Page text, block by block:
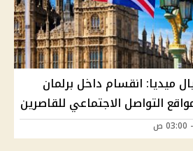
ميديا: انقسام داخل برلمان
التواصل الاجتماعي للقاصرين